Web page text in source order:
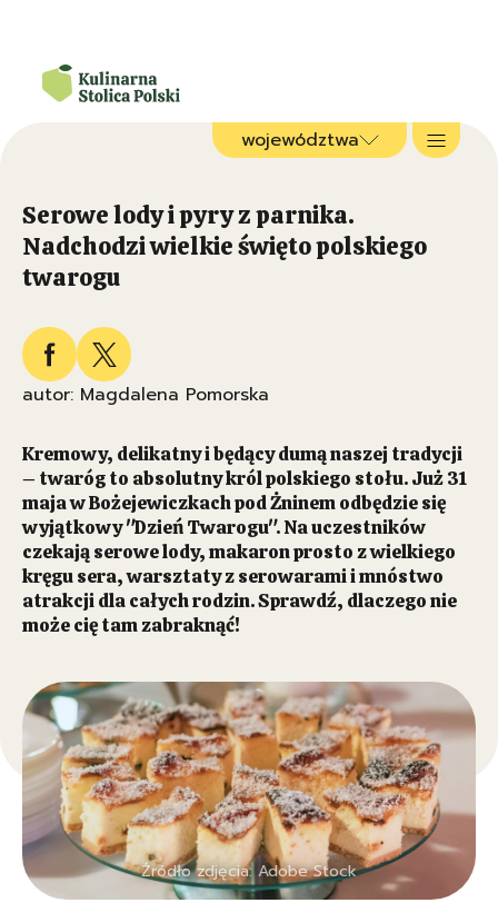
województwa
Serowe lody i pyry z parnika.
Nadchodzi wielkie święto polskiego
twarogu
autor: Magdalena Pomorska
Kremowy, delikatny i będący dumą naszej tradycji
– twaróg to absolutny król polskiego stołu. Już 31
maja w Bożejewiczkach pod Żninem odbędzie się
wyjątkowy "Dzień Twarogu". Na uczestników
czekają serowe lody, makaron prosto z wielkiego
kręgu sera, warsztaty z serowarami i mnóstwo
atrakcji dla całych rodzin. Sprawdź, dlaczego nie
może cię tam zabraknąć!
Źródło zdjęcia: Adobe Stock